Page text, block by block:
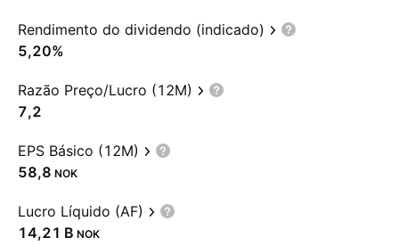
Rendimento do dividendo (indicado)
5,20%
Razão Preço/Lucro (12M)
7,2
EPS Básico (12M)
58,8 NOK
Lucro Líquido (AF)
‪14,21 B‬ NOK